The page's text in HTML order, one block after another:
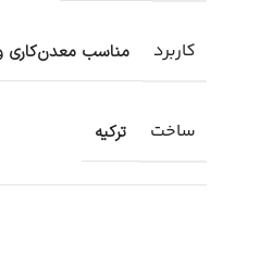
کاربرد مناسب
ساخت ترکیه